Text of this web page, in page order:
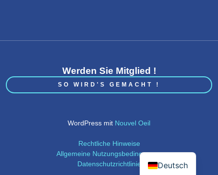
Deutsch
Werden Sie Mitglied !
SO WIRD'S GEMACHT !
WordPress mit Nouvel Oeil
Rechtliche Hinweise
Allgemeine Nutzungsbedingungen
Datenschutzrichtlinie